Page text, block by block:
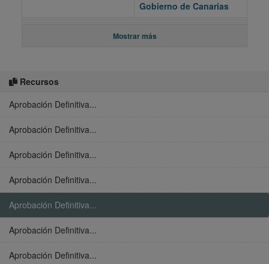
Recursos
Aprobación Definitiva...
Aprobación Definitiva...
Aprobación Definitiva...
Aprobación Definitiva...
Aprobación Definitiva...
Aprobación Definitiva...
Aprobación Definitiva...
Gobierno de Canarias
Mostrar más